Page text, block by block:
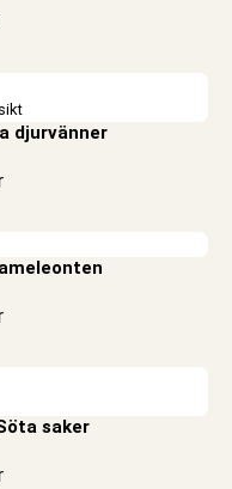
djurvänner
saker